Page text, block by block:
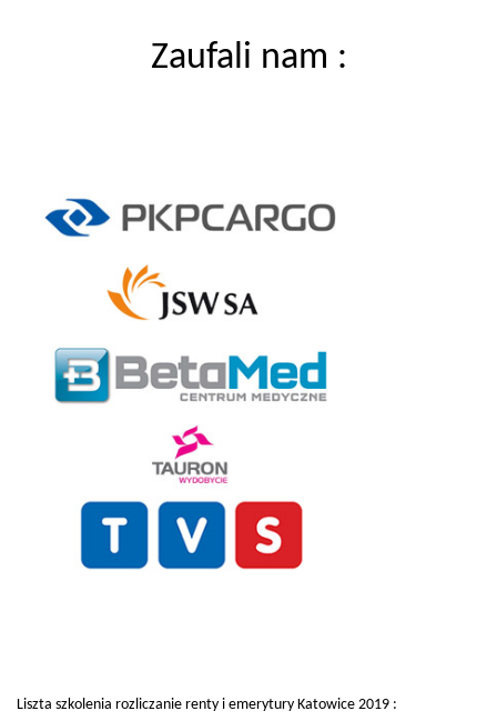
Zaufali nam :
Liszta szkolenia rozliczanie renty i emerytury Katowice 2019 :